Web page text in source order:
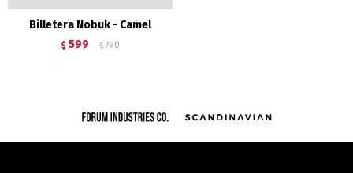
Billetera Nobuk - Camel
$ 599 $ 790